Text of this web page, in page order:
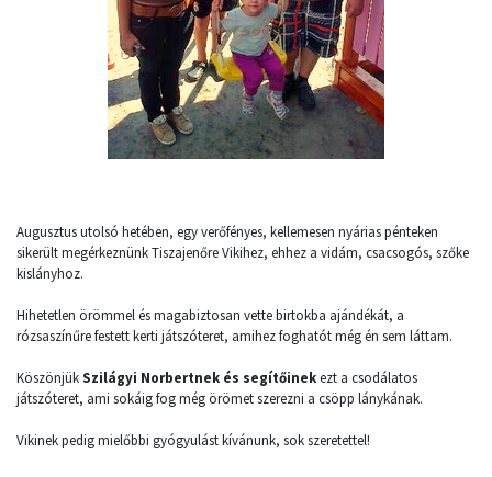
Augusztus utolsó hetében, egy verőfényes, kellemesen nyárias pénteken
sikerült megérkeznünk Tiszajenőre Vikihez, ehhez a vidám, csacsogós, szőke
kislányhoz.
Hihetetlen örömmel és magabiztosan vette birtokba ajándékát, a
rózsaszínűre festett kerti játszóteret, amihez foghatót még én sem láttam.
KöszönjükSzilágyi Norbertnek és segítőinekezt a csodálatos
játszóteret, ami sokáig fog még örömet szerezni a csöpp lánykának.
Vikinek pedig mielőbbi gyógyulást kívánunk, sok szeretettel!